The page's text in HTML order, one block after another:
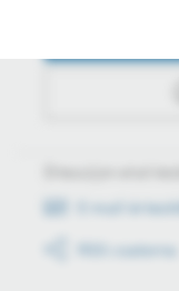
E-mail
RSS csatorna